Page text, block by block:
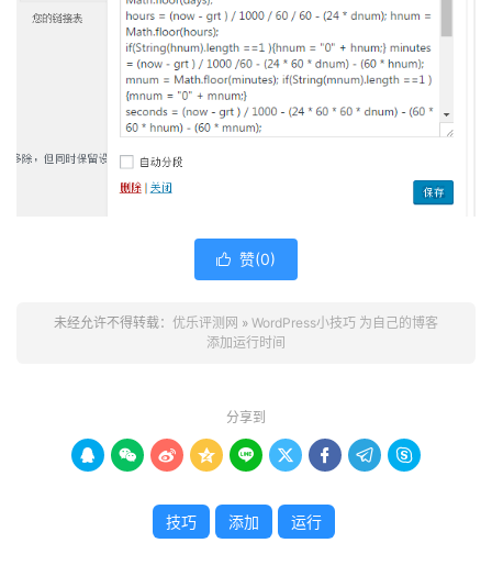
 赞(0)
未经允许不得转载： 优乐评测网 » WordPress小技巧 为自己的博客
添加运行时间
分享到
        
技巧 添加 运行